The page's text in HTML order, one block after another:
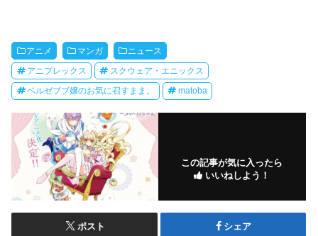
アニメ マンガ ニュース
アニプレックス スクウェア・エニックス
ベルゼブブ嬢のお気に召すまま。 matoba
この記事が気に入ったら
いいねしよう！
ポスト シェア